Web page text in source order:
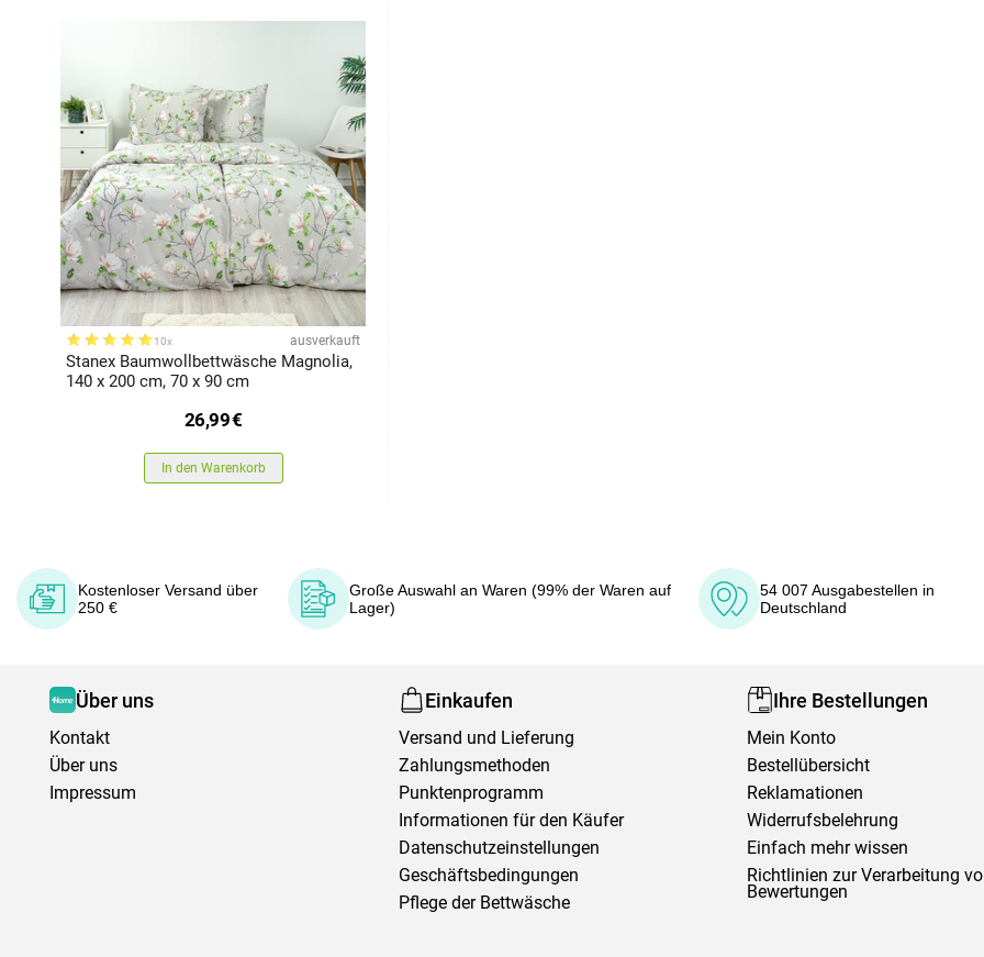
10x ausverkauft
Stanex Baumwollbettwäsche Magnolia,
140 x 200 cm, 70 x 90 cm
26,99€
In den Warenkorb
Kostenloser Versand über
250 €
Große Auswahl an Waren (99% der Waren auf
Lager)
54 007 Ausgabestellen in
Deutschland
Über uns
Kontakt
Über uns
Impressum
Einkaufen
Versand und Lieferung
Zahlungsmethoden
Punktenprogramm
Informationen für den Käufer
Datenschutzeinstellungen
Geschäftsbedingungen
Pflege der Bettwäsche
Ihre Bestellungen
Mein Konto
Bestellübersicht
Reklamationen
Widerrufsbelehrung
Einfach mehr wissen
Richtlinien zur Verarbeitung
Bewertungen